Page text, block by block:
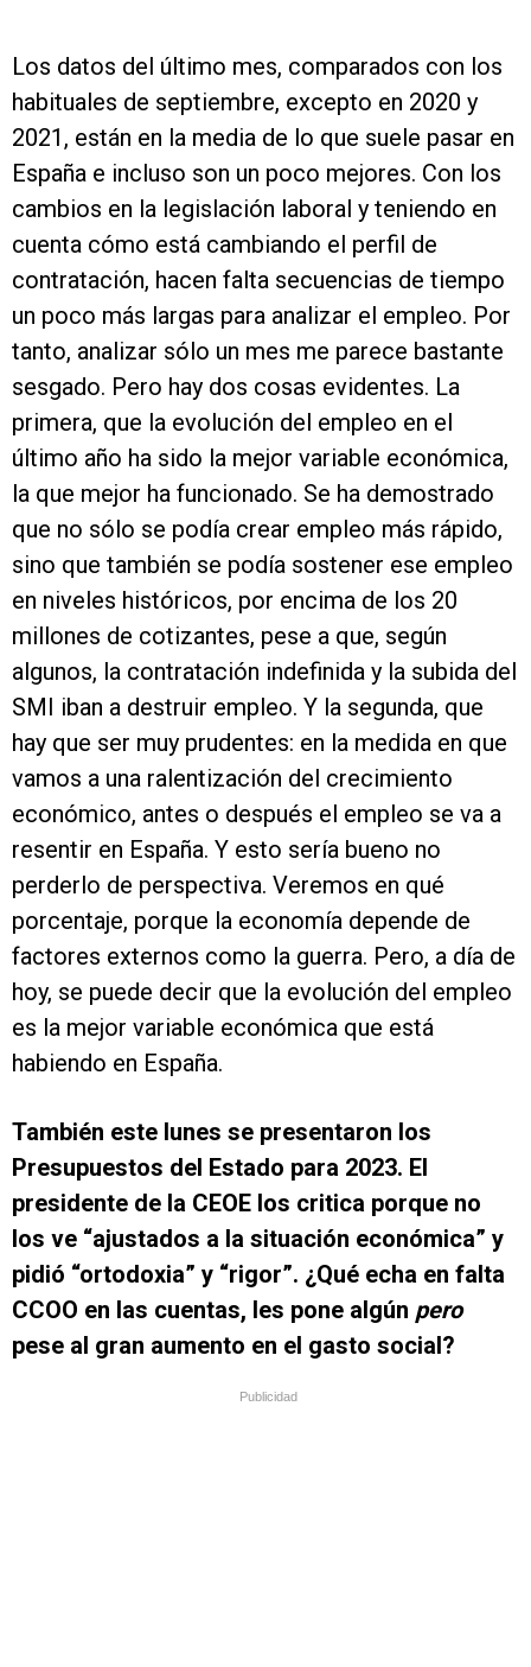
Los datos del último mes, comparados con los
habituales de septiembre, excepto en 2020 y
2021, están en la media de lo que suele pasar en
España e incluso son un poco mejores. Con los
cambios en la legislación laboral y teniendo en
cuenta cómo está cambiando el perfil de
contratación, hacen falta secuencias de tiempo
un poco más largas para analizar el empleo. Por
tanto, analizar sólo un mes me parece bastante
sesgado. Pero hay dos cosas evidentes. La
primera, que la evolución del empleo en el
último año ha sido la mejor variable económica,
la que mejor ha funcionado. Se ha demostrado
que no sólo se podía crear empleo más rápido,
sino que también se podía sostener ese empleo
en niveles históricos, por encima de los 20
millones de cotizantes, pese a que, según
algunos, la contratación indefinida y la subida del
SMI iban a destruir empleo. Y la segunda, que
hay que ser muy prudentes: en la medida en que
vamos a una ralentización del crecimiento
económico, antes o después el empleo se va a
resentir en España. Y esto sería bueno no
perderlo de perspectiva. Veremos en qué
porcentaje, porque la economía depende de
factores externos como la guerra. Pero, a día de
hoy, se puede decir que la evolución del empleo
es la mejor variable económica que está
habiendo en España.
También este lunes se presentaron los
Presupuestos del Estado para 2023. El
presidente de la CEOE los critica porque no
los ve “ajustados a la situación económica” y
pidió “ortodoxia” y “rigor”. ¿Qué echa en falta
CCOO en las cuentas, les pone algún pero
pese al gran aumento en el gasto social?
Publicidad